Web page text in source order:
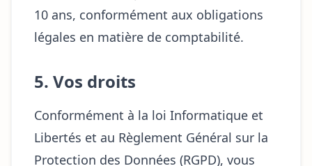
10 ans, conformément aux obligations
légales en matière de comptabilité.
5. Vos droits
Conformément à la loi Informatique et
Libertés et au Règlement Général sur la
Protection des Données (RGPD), vous